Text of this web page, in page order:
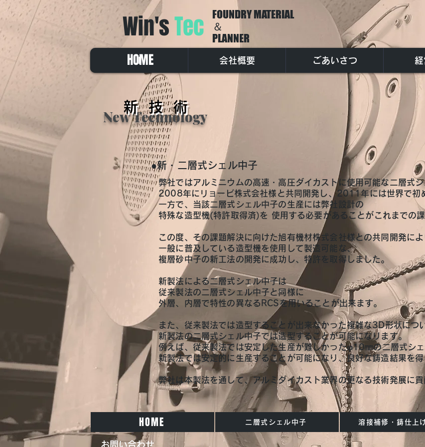
Win'sTec
FOUNDRY MATERIAL
＆
PLANNER
会社概要 ごあいさつ
​HOME
New Technology
新 技 術
弊社ではアルミニウムの高速・高圧ダイカストに使用可能な二層式
2008年にリョービ株式会社様と共同開発し、2011年には世界で初
一方で、当該二層式シェル中子の生産には弊社設計の
特殊な造型機(特許取得済)を 使用する必要があることがこれまでの
この度、その課題解決に向けた旭有機材株式会社様との共同開発によ
一般に普及している造型機を使用して製造可能な、
複層砂中子の新工法の開発に成功し、特許を取得しました。
新製法による二層式シェル中子は
従来製法の二層式シェル中子と同様に
外層、内層で特性の異なるRCSを用いることが出来ます。
また、従来製法では造型することが出来なかった複雑な3D形状につ
新製法の二層式シェル中子では造型することが可能になります。
例えば、従来製法では安定した生産が難しかったφ10㎜の二層式シ
新製法では安定的に生産することが可能になり、良好な鋳造結果を得
弊社は本製法を通して、アルミダイカスト業界の更なる技術発展に貢
●新・二層式シェル中子
HOME 二層式シェル中子 溶接補修・鋳仕上
お問い合わせ